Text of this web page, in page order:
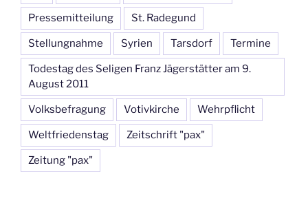
Pressemitteilung St. Radegund
Stellungnahme Syrien Tarsdorf Termine
Todestag des Seligen Franz Jägerstätter am 9.
August 2011
Volksbefragung Votivkirche Wehrpflicht
Weltfriedenstag Zeitschrift "pax"
Zeitung "pax"